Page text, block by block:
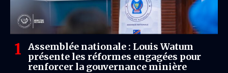
Assemblée nationale : Louis Watum
présente les réformes engagées pour
renforcer la gouvernance minière